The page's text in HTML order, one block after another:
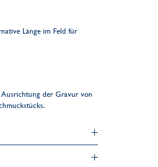
Länge im Feld für
der Gravur von